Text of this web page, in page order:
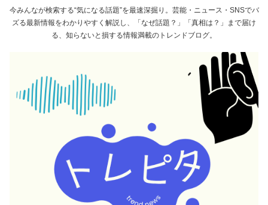
今みんなが検索する“気になる話題”を最速深掘り。芸能・ニュース・SNSでバ
ズる最新情報をわかりやすく解説し、「なぜ話題？」「真相は？」まで届け
る、知らないと損する情報満載のトレンドブログ。